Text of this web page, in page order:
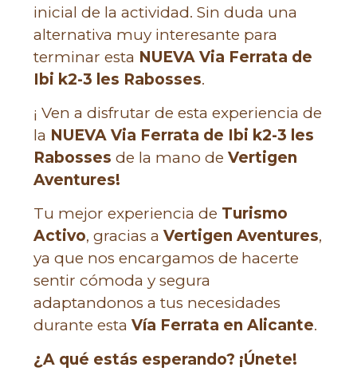
inicial de la actividad. Sin duda una
alternativa muy interesante para
terminar esta NUEVA Via Ferrata de
Ibi k2-3 les Rabosses.
¡ Ven a disfrutar de esta experiencia de
la NUEVA Via Ferrata de Ibi k2-3 les
Rabosses de la mano deVertigen
Aventures!
Tu mejor experiencia de Turismo
Activo, gracias aVertigen Aventures,
ya que nos encargamos de hacerte
sentir cómoda y segura
adaptandonos a tus necesidades
durante esta Vía Ferrata en Alicante.
¿A qué estás esperando? ¡Únete!